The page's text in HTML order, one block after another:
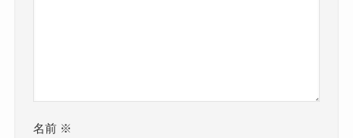
名前 ※